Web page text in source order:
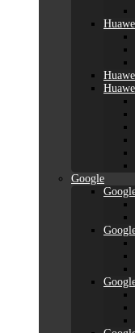
Google